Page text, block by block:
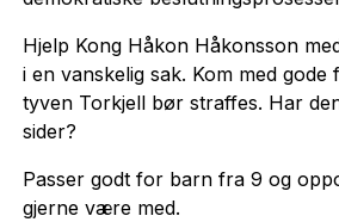
Hjelp Kong Håkon Håkonsson
i en vanskelig sak. Kom med
tyven Torkjell bør straffes. Har
sider?
Passer godt for barn fra 9 og
gjerne være med.